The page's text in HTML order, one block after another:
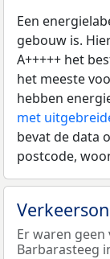
Een
gebouw is.
A+++++ het
het meeste
hebben
met
bevat de data
postcode,
Er waren
Barbarasteeg